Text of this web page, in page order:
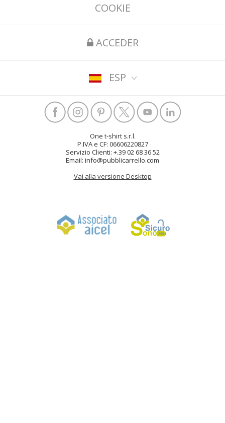
COOKIE
ACCEDER
ESP
One t-shirt s.r.l.
P.IVA e CF: 06606220827
Servizio Clienti: +.39 02 68 36 52
Email: info@pubblicarrello.com
Vai alla versione Desktop